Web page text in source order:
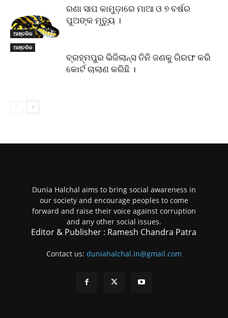
ଆଞ୍ଚଳିକ
ରଣା ସାପ କାମୁଡ଼ାରେ ମାଆ ଓ ୭ ବର୍ଷର
ପୁଅଙ୍କ ମୃତ୍ୟୁ ।
ଆଞ୍ଚଳିକ
ବ୍ରହ୍ମପୁର ଭିଜିଲାନ୍ସ ତିନି ଜଣକୁ ଗିରଫ କରି
କୋର୍ଟ ଚାଲାଣ କରିଛି ।
Dunia Halchal aims to bring social awareness in
our society and encourage peoples to come
forward and raise their voice against corruption
and any other social issues.
Editor & Publisher : Ramesh Chandra Patra
Contact us: duniahalchal.in@gmail.com